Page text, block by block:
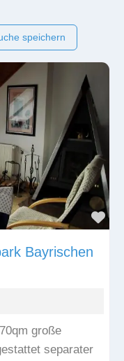
speichern
Bayrischen
große
separater